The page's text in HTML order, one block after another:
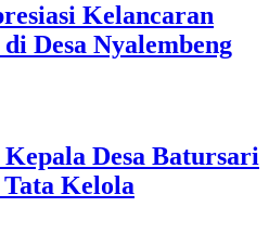
Kelancaran
Desa Nyalembeng
Desa Batursari
Kelola